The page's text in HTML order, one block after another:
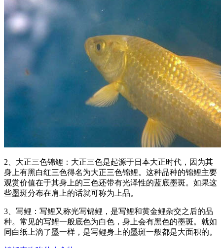
2、大正三色锦鲤：大正三色是起源于日本大正时代，因为其
身上有黑白红三色得名为大正三色锦鲤。这种品种的锦鲤主要
观赏价值在于其身上的三色还带有光泽性的蓝底墨斑。如果这
些墨斑分布在肩上的话就可称为上品。
3、写鲤：写鲤又称光写锦鲤，是写鲤和黄金鲤杂交之后的品
种。常见的写鲤一般底色为白色，身上会有黑色的墨斑。就如
同白纸上滴了墨一样，是写鲤身上的墨斑一般都是大面积的。